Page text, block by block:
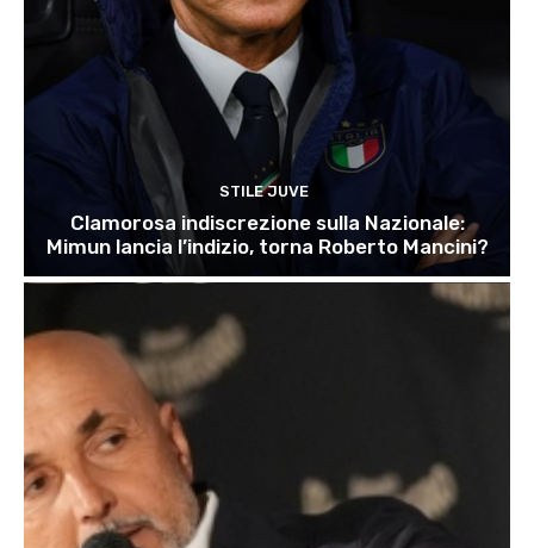
STILE JUVE
Clamorosa indiscrezione sulla Nazionale:
Mimun lancia l’indizio, torna Roberto Mancini?